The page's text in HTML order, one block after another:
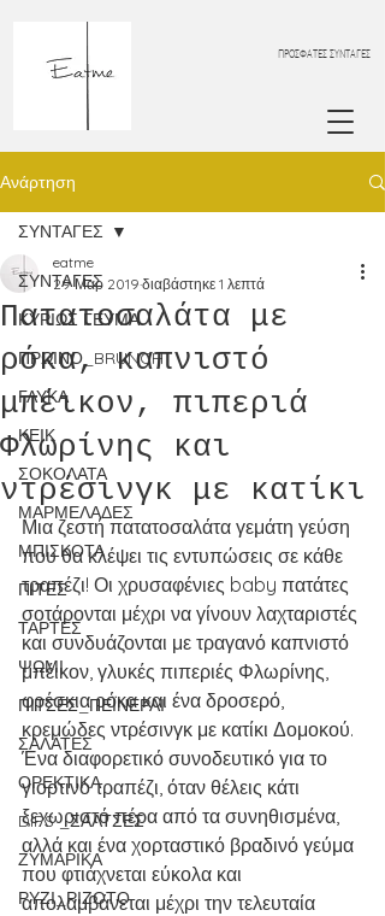
ΠΡΟΣΦΑΤΕΣ ΣΥΝΤΑΓΕΣ
Ανάρτηση
ΣΥΝΤΑΓΕΣ
ΚΥΡΙΩΣ ΓΕΥΜΑ
ΠΡΩΙΝΟ_BRUNCH
ΓΛΥΚΑ
ΚΕΙΚ
ΣΟΚΟΛΑΤΑ
ΜΑΡΜΕΛΑΔΕΣ
ΜΠΙΣΚΟΤΑ
ΠΙΤΕΣ
ΤΑΡΤΕΣ
ΨΩΜΙ
ΠΙΤΣΕΣ_ΠΕΪΝΕΡΛΙ
ΣΑΛΑΤΕΣ
ΟΡΕΚΤΙΚΑ
DIPS _ΣΑΛΤΣΕΣ
ΖΥΜΑΡΙΚΑ
ΡΥΖΙ_ΡΙΖΟΤΟ
ΣΥΝΤΑΓΕΣ
Πατατοσαλάτα με
ρόκα, καπνιστό
μπέικον, πιπεριά
Φλωρίνης και
ντρέσινγκ με κατίκι
eatme
29 Μαρ 2019 διαβάστηκε 1 λεπτά
Μια ζεστή πατατοσαλάτα γεμάτη γεύση
που θα κλέψει τις εντυπώσεις σε κάθε
τραπέζι! Οι χρυσαφένιες baby πατάτες
σοτάρονται μέχρι να γίνουν λαχταριστές
και συνδυάζονται με τραγανό καπνιστό
μπέικον, γλυκές πιπεριές Φλωρίνης,
φρέσκια ρόκα και ένα δροσερό,
κρεμώδες ντρέσινγκ με κατίκι Δομοκού.
Ένα διαφορετικό συνοδευτικό για το
γιορτινό τραπέζι, όταν θέλεις κάτι
ξεχωριστό πέρα από τα συνηθισμένα,
αλλά και ένα χορταστικό βραδινό γεύμα
που φτιάχνεται εύκολα και
απολαμβάνεται μέχρι την τελευταία